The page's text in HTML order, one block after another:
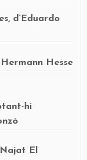
d’Eduardo
Hesse
hi
El